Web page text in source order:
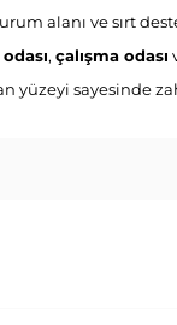
alanı ve sırt
, çalışma odası
yüzeyi sayesinde